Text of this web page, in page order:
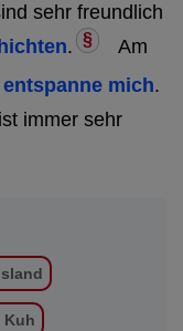
sehr freundlich
. §
Am
entspanne mich.
ist immer sehr
Kuh